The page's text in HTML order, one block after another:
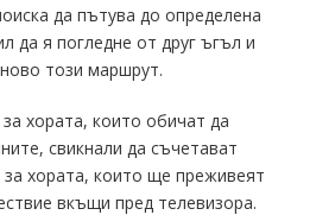
да пътува до определена
да я погледне от друг ъгъл и
този маршрут.
хората, които обичат да
свикнали да съчетават
хората, които ще преживеят
вкъщи пред телевизора.